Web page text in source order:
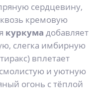
сердцевину,
кремовую
куркума добавляет
слегка имбирную
вплетает
и уютную
огонь с тёплой